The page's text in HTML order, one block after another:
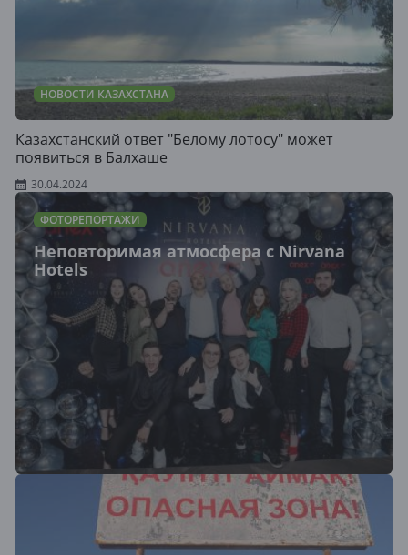
НОВОСТИ КАЗАХСТАНА
Казахстанский ответ "Белому лотосу" может
появиться в Балхаше
30.04.2024
ФОТОРЕПОРТАЖИ
Неповторимая атмосфера с Nirvana
Hotels